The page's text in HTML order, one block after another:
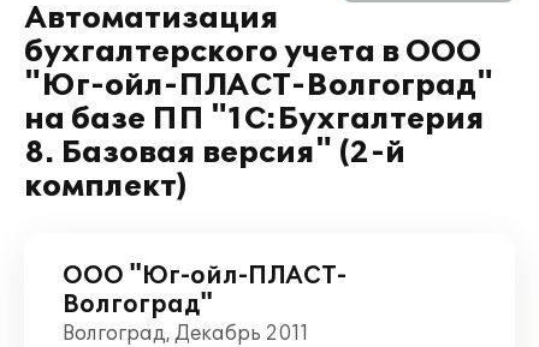
Автоматизация
бухгалтерского учета в ООО
"Юг-ойл-ПЛАСТ-Волгоград"
на базе ПП "1С:Бухгалтерия
8. Базовая версия" (2-й
комплект)
ООО "Юг-ойл-ПЛАСТ-
Волгоград"
Волгоград, Декабрь 2011